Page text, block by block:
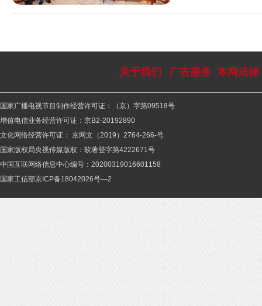
关于我们 广告服务 本网法律
国家广播电视节目制作经营许可证：（京）字第09518号
增值电信业务经营许可证：京B2-20192890
文化网络经营许可证： 京网文（2019）2764-266-号
国家版权局央视传媒版权：软著登字第4222671号
中国互联网络信息中心编号：20200319016601158
国家工信部京ICP备18042026号—2